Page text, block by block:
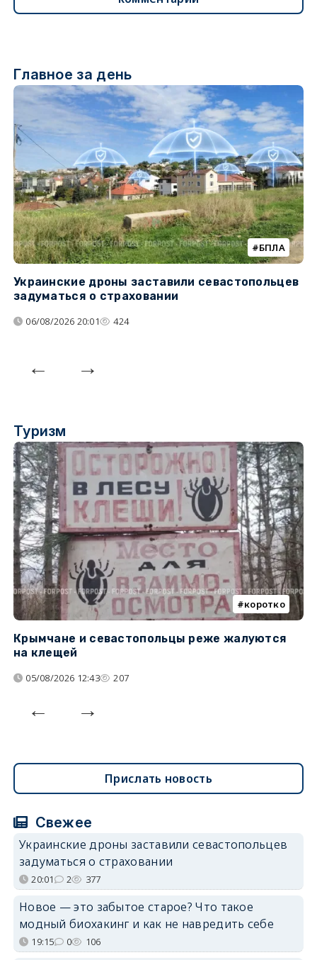
Главное за день
БПЛА
Украинские дроны заставили севастопольцев
задуматься о страховании
06/08/2026 20:01 424
Туризм
коротко
Крымчане и севастопольцы реже жалуются
на клещей
05/08/2026 12:43 207
Прислать новость
Свежее
Украинские дроны заставили севастопольцев
задуматься о страховании
20:01 2 377
Новое — это забытое старое? Что такое
модный биохакинг и как не навредить себе
19:15 0 106